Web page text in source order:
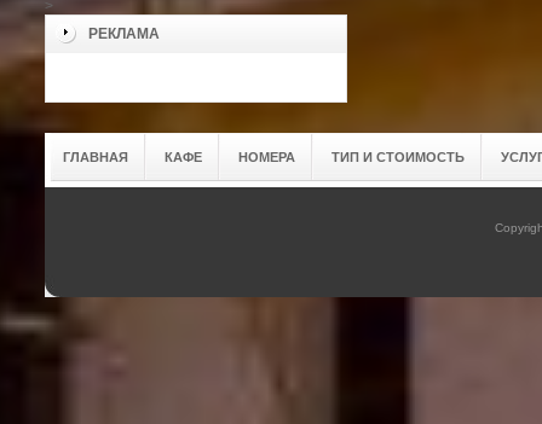
>
РЕКЛАМА
ГЛАВНАЯ КАФЕ НОМЕРА ТИП И СТОИМОСТЬ